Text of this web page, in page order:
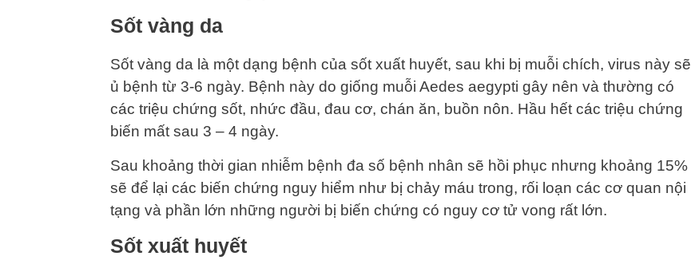
Sốt vàng da
Sốt vàng da là một dạng bệnh của sốt xuất huyết, sau khi bị muỗi chích, virus này sẽ
ủ bệnh từ 3-6 ngày. Bệnh này do giống muỗi Aedes aegypti gây nên và thường có
các triệu chứng sốt, nhức đầu, đau cơ, chán ăn, buồn nôn. Hầu hết các triệu chứng
biến mất sau 3 – 4 ngày.
Sau khoảng thời gian nhiễm bệnh đa số bệnh nhân sẽ hồi phục nhưng khoảng 15%
sẽ để lại các biến chứng nguy hiểm như bị chảy máu trong, rối loạn các cơ quan nội
tạng và phần lớn những người bị biến chứng có nguy cơ tử vong rất lớn.
Sốt xuất huyết